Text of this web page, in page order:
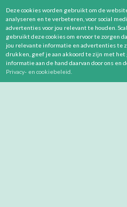
Deze cookies worden gebruikt om de
analyseren en te verbeteren, voor social
advertenties voor jou relevant te houden.
gebruikt deze cookies om ervoor te zorgen
jou relevante informatie en advertenties te
drukken, geef je aan akkoord te zijn met
informatie aan de hand daarvan door ons en
Privacy- en cookiebeleid